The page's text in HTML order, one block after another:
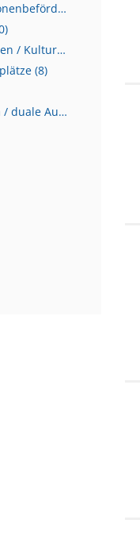
Berufskraftfahrer / Personenbeförderung (Land, Wasser, Luft) (12)
PR / Journalismus / Medien / Kultur (9)
(8)
Weiterbildung / Studium / duale Ausbildung (6)